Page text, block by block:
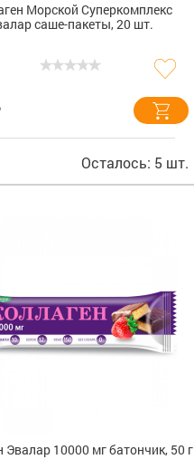
Морской Суперкомплекс
саше-пакеты, 20 шт.
Осталось: 5 шт.
Эвалар 10000 мг батончик, 50 г